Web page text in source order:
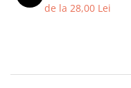
Trofeu Plastic
de la 28,00 Lei